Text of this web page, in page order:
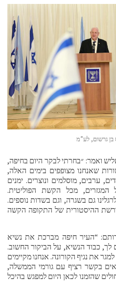
בן גרשום, לע”מ
ואמר: ״בחרתי לבקר היום בחיפה,
שאנחנו מצופפים בימים האלה,
ערבים, מוסלמים ונוצרים. ימנים
המגזרים, מכל הקשת הפוליטית.
גם בשגרה, וגם בשדות נוספים.
ההיסטורית של התקופה הקשה
“העיר חיפה מברכת את נשיא
לך, כבוד הנשיא, על הביקור החשוב.
את נגיף הקורונה. אנחנו מקיימים
בקשר רציף עם גורמי הממשלה,
שהזמנו לכאן היום למפגש בהיכל